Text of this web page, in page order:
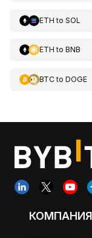
ETH to SOL
ETH to BNB
BTCto DOGE
КОМПАНИЯ